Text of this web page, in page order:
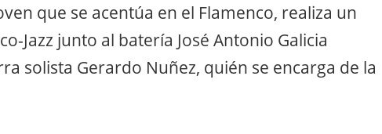
que se acentúa en el Flamenco, realiza un
Jazz junto al batería José Antonio Galicia
solista Gerardo Nuñez, quién se encarga de la